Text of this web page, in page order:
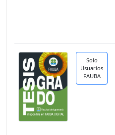
Solo
Usuarios
FAUBA